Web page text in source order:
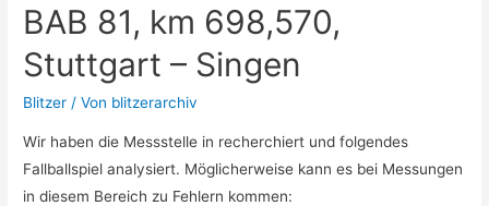
BAB 81, km 698,570,
Stuttgart – Singen
Blitzer / Von blitzerarchiv
Wir haben die Messstelle in recherchiert und folgendes
Fallballspiel analysiert. Möglicherweise kann es bei Messungen
in diesem Bereich zu Fehlern kommen: